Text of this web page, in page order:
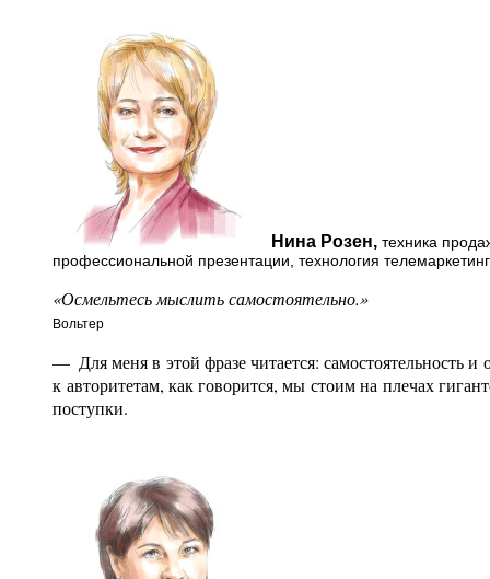
Нина Розен, техника
профессиональной презентации, технология
«Осмельтесь мыслить самостоятельно.»
Вольтер
— Для меня в этой фразе читается: самостоятельность
к авторитетам, как говорится, мы стоим на плечах
поступки.